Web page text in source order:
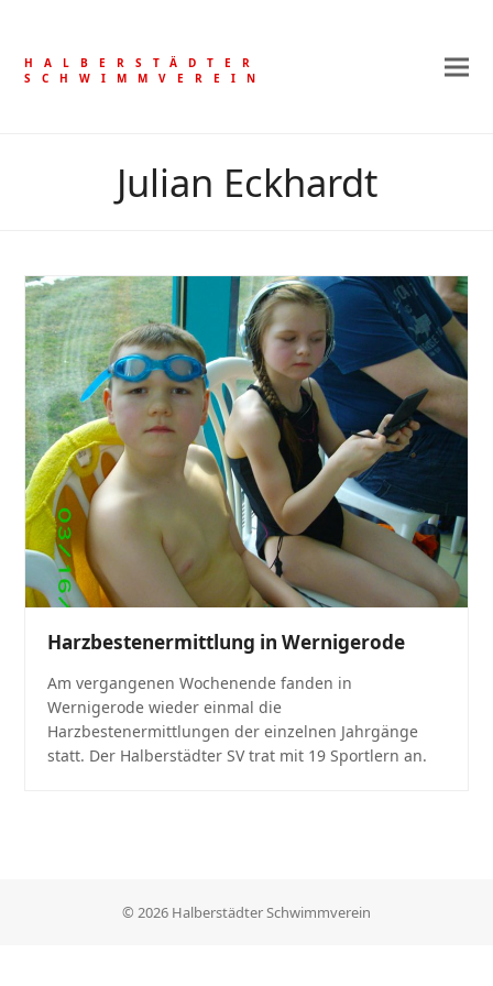
HALBERSTÄDTER
SCHWIMMVEREIN
Julian Eckhardt
Harzbestenermittlung in Wernigerode
Am vergangenen Wochenende fanden in
Wernigerode wieder einmal die
Harzbestenermittlungen der einzelnen Jahrgänge
statt. Der Halberstädter SV trat mit 19 Sportlern an.
© 2026 Halberstädter Schwimmverein